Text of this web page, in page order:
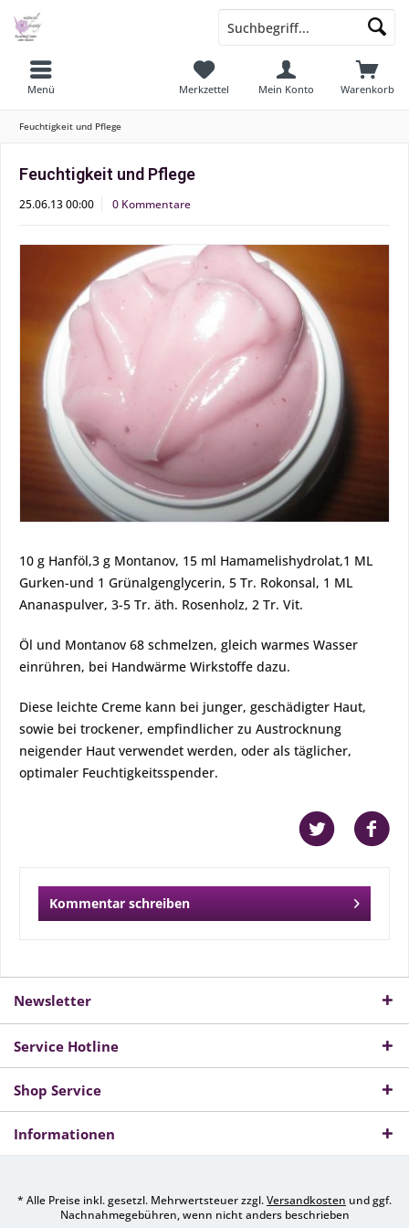
Menü Warenkorb
Merkzettel Mein Konto
Feuchtigkeit und Pflege
Feuchtigkeit und Pflege
25.06.13 00:00 0 Kommentare
10 g Hanföl,3 g Montanov, 15 ml Hamamelishydrolat,1 ML
Gurken-und 1 Grünalgenglycerin, 5 Tr. Rokonsal, 1 ML
Ananaspulver, 3-5 Tr. äth. Rosenholz, 2 Tr. Vit.
Öl und Montanov 68 schmelzen, gleich warmes Wasser
einrühren, bei Handwärme Wirkstoffe dazu.
Diese leichte Creme kann bei junger, geschädigter Haut,
sowie bei trockener, empfindlicher zu Austrocknung
neigender Haut verwendet werden, oder als täglicher,
optimaler Feuchtigkeitsspender.
Kommentar schreiben
Newsletter
Service Hotline
Shop Service
Informationen
* Alle Preise inkl. gesetzl. Mehrwertsteuer zzgl.Versandkosten und ggf.
Nachnahmegebühren, wenn nicht anders beschrieben